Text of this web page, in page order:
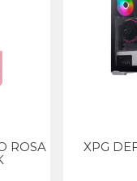
ROSA
XPG